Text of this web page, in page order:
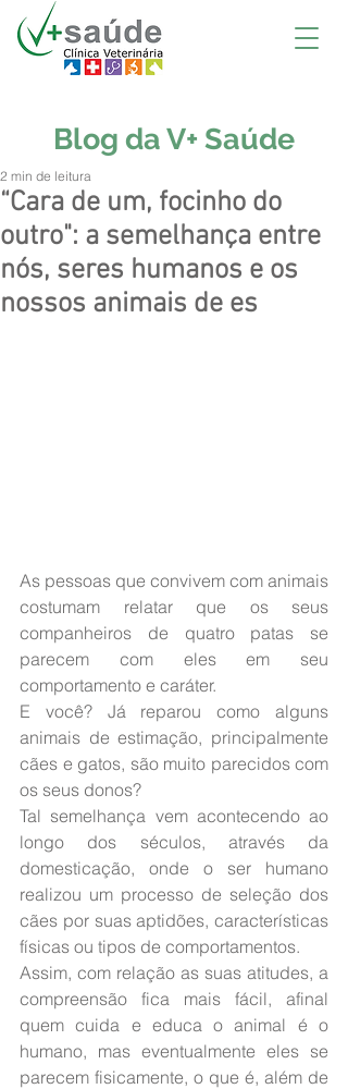
Blog da V+ Saúde
“Cara de um, focinho do
outro": a semelhança entre
nós, seres humanos e os
nossos animais de es
2 min de leitura
As pessoas que convivem com animais
costumam relatar que os seus
companheiros de quatro patas se
parecem com eles em seu
comportamento e caráter.
E você? Já reparou como alguns
animais de estimação, principalmente
cães e gatos, são muito parecidos com
os seus donos?
Tal semelhança vem acontecendo ao
longo dos séculos, através da
domesticação, onde o ser humano
realizou um processo de seleção dos
cães por suas aptidões, características
físicas ou tipos de comportamentos.
Assim, com relação as suas atitudes, a
compreensão fica mais fácil, afinal
quem cuida e educa o animal é o
humano, mas eventualmente eles se
parecem fisicamente, o que é, além de